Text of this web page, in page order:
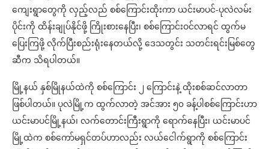
ကျေးရွာတွေကို လှည့်လည် စစ်ကြောင်းထိုးကာ ယင်းမာပင်-ပုလဲလမ်း
ပိုင်းကို ထိန်းချုပ်နိုင်ဖို့ ကြိုးစားနေပြီး၊ စစ်ကြောင်းဝင်လာရင် ထွက်မ
ပြေးကြဖို့ လိုက်ပြီးစည်းရုံးနေတယ်လို့ ဒေသတွင်း သတင်းရင်းမြစ်တွေ
ဆီက သိရပါတယ်။
မြို့နယ် နှစ်မြိုနယ်ထဲကို စစ်ကြောင်း ၂ ကြောင်းနဲ့ ထိုးစစ်ဆင်လာတာ
ဖြစ်ပါတယ်။ ပုလဲမြို့က ထွက်လာတဲ့ အင်အား ၅၀ ခန့်ပါစစ်ကြောင်းဟာ
ယင်းမာပင်မြို့နယ်၊ လက်တောင်းကြီးရွာကို ရောက်နေပြီး၊ ယင်းမာပင်
မြို့ထဲက စစ်ကော်မရှင်တပ်ဟာလည်း လယ်ငေါက်ရွာကို စစ်ကြောင်း